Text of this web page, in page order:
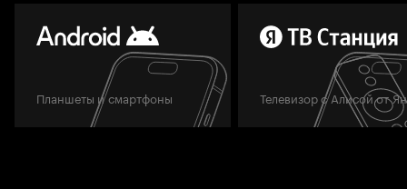
Планшеты и смартфоны Телевизор с Алисой от